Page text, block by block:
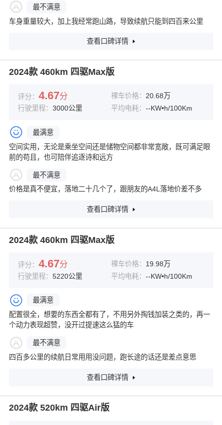
最不满意
车身重量较大，加上我经常跑山路，导致续航只能到四百来公里
查看口碑详情
2024款 460km 四驱Max版
评分： 4.67分 裸车价格： 20.68万
行驶里程： 3000公里 平均电耗： --KW•h/100Km
最满意
空间实用，无论是乘坐空间还是储物空间都非常宽敞，既可满足眼
前的苟且，也可陪伴追逐诗和远方
最不满意
价格是真不便宜，落地二十几个了，跟朋友的A4L落地价差不多
查看口碑详情
2024款 460km 四驱Max版
评分： 4.67分 裸车价格： 19.98万
行驶里程： 5220公里 平均电耗： --KW•h/100Km
最满意
配置很全，想要的东西全都有了，不用另外掏钱加装之类的，再一
个动力表现超赞，没开过提速这么猛的车
最不满意
四百多公里的续航日常用用没问题，跑长途的话还是差点意思
查看口碑详情
2024款 520km 四驱Air版